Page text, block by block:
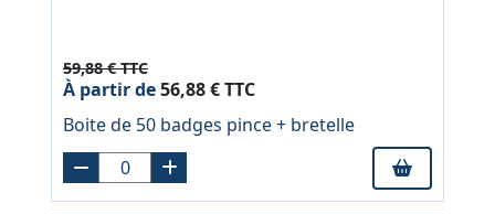
59,88 € TTC
À partir de56,88 € TTC
Boite de 50 badges pince + bretelle